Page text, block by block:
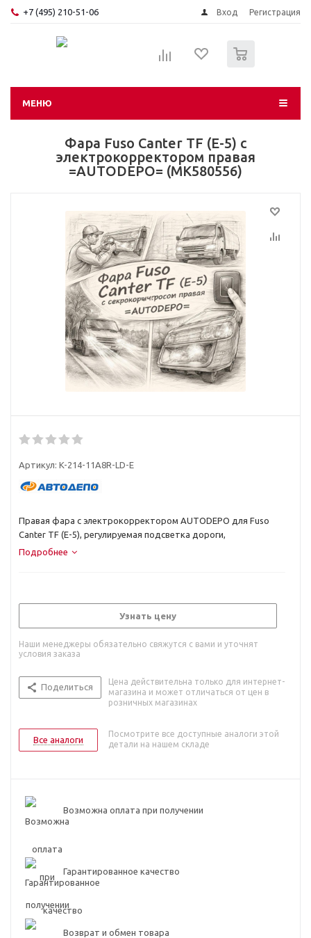
+7 (495) 210-51-06 Вход Регистрация
МЕНЮ
Фара Fuso Canter TF (E-5) с
электрокорректором правая
=AUTODEPO= (MK580556)
Артикул: K-214-11A8R-LD-E
Правая фара с электрокорректором AUTODEPO для Fuso
Canter TF (E-5), регулируемая подсветка дороги,
каталожный...
Подробнее
Узнать цену
Наши менеджеры обязательно свяжутся с вами и уточнят
условия заказа
Поделиться
Цена действительна только для интернет-
магазина и может отличаться от цен в
розничных магазинах
Все аналоги
Посмотрите все доступные аналоги этой
детали на нашем складе
Возможна оплата при получении
Гарантированное качество
Возврат и обмен товара